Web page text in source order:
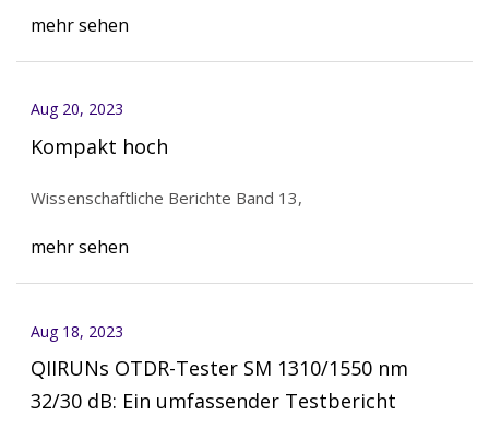
mehr sehen
Aug 20, 2023
Kompakt hoch
Wissenschaftliche Berichte Band 13,
mehr sehen
Aug 18, 2023
QIIRUNs OTDR-Tester SM 1310/1550 nm
32/30 dB: Ein umfassender Testbericht